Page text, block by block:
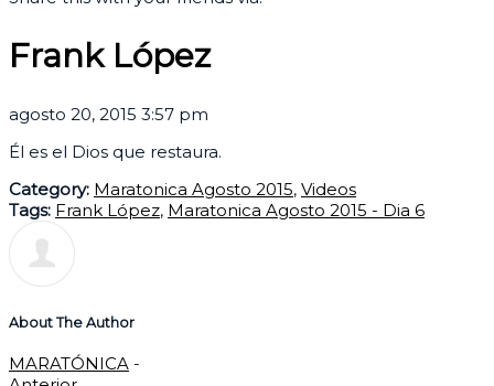
Frank López
agosto 20, 2015 3:57 pm
Él es el Dios que restaura.
Category: Maratonica Agosto 2015, Videos
Tags: Frank López, Maratonica Agosto 2015 - Dia 6
About The Author
MARATÓNICA -